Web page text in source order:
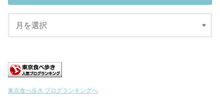
東京食べ歩き ブログランキングへ